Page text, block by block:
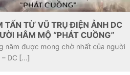
TẤN TỪ VŨ TRỤ ĐIỆN ẢNH DC
HÂM MỘ “PHÁT CUỒNG”
năm được mong chờ nhất của người
DC [...]